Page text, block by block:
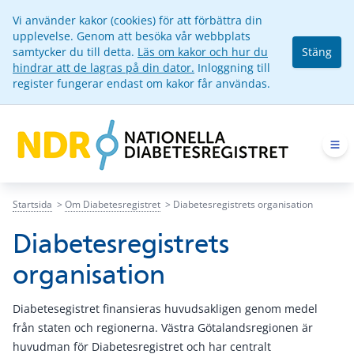
Vi använder kakor (cookies) för att förbättra din
upplevelse. Genom att besöka vår webbplats
samtycker du till detta. Läs om kakor och hur du
hindrar att de lagras på din dator. Inloggning till
register fungerar endast om kakor får användas.
Stäng
Startsida Om Diabetesregistret Diabetesregistrets organisation
Diabetesregistrets
organisation
Diabetesegistret finansieras huvudsakligen genom medel
från staten och regionerna. Västra Götalandsregionen är
huvudman för Diabetesregistret och har centralt